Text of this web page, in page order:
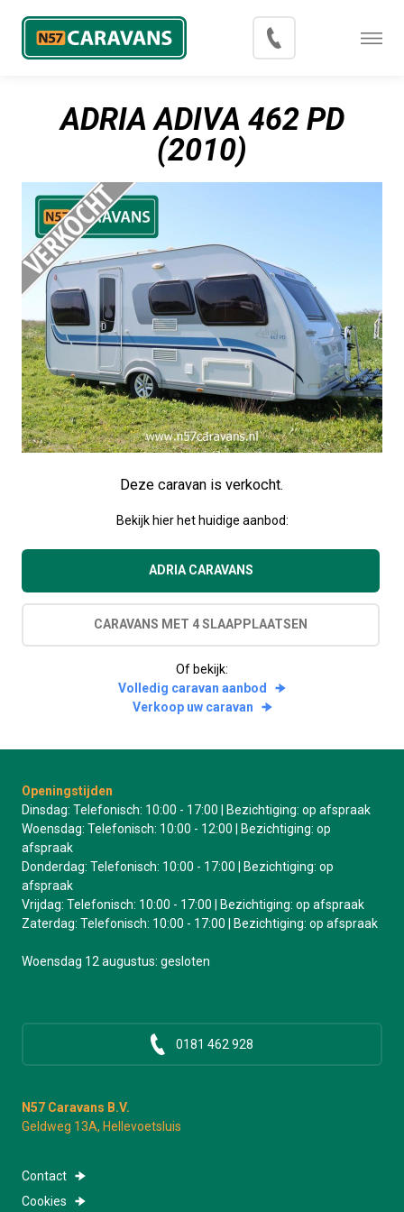
ADRIA ADIVA 462 PD
(2010)
Deze caravan is verkocht.
Bekijk hier het huidige aanbod:
ADRIA CARAVANS
CARAVANS MET 4 SLAAPPLAATSEN
Of bekijk:
Volledig caravan aanbod
Verkoop uw caravan
Openingstijden
Dinsdag: Telefonisch: 10:00 - 17:00 | Bezichtiging: op afspraak
Woensdag: Telefonisch: 10:00 - 12:00 | Bezichtiging: op
afspraak
Donderdag: Telefonisch: 10:00 - 17:00 | Bezichtiging: op
afspraak
Vrijdag: Telefonisch: 10:00 - 17:00 | Bezichtiging: op afspraak
Zaterdag: Telefonisch: 10:00 - 17:00 | Bezichtiging: op afspraak
Woensdag 12 augustus: gesloten
0181 462 928
N57 Caravans B.V.
Geldweg 13A, Hellevoetsluis
Contact
Cookies
Menu
Export
Contact
Over N57 Caravans